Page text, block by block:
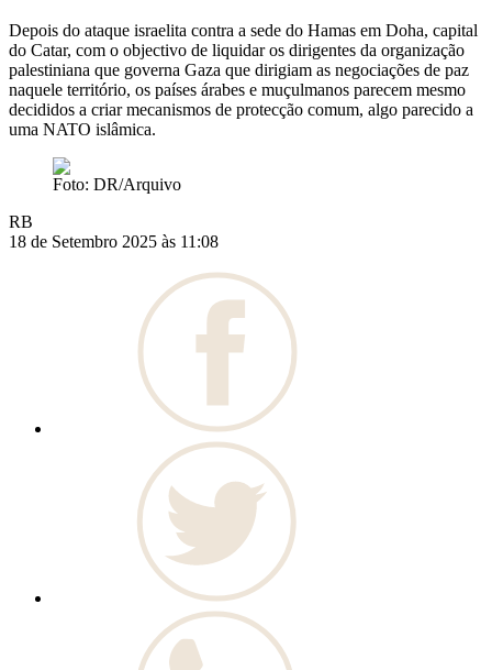
Depois do ataque israelita contra a sede do Hamas em Doha, capital
do Catar, com o objectivo de liquidar os dirigentes da organização
palestiniana que governa Gaza que dirigiam as negociações de paz
naquele território, os países árabes e muçulmanos parecem mesmo
decididos a criar mecanismos de protecção comum, algo parecido a
uma NATO islâmica.
Foto: DR/Arquivo
RB
18 de Setembro 2025 às 11:08